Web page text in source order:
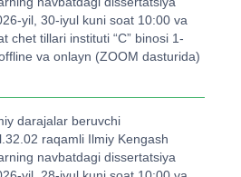
yil, 30-iyul kuni soat 10:00 va
chet tillari instituti “C” binosi 1-
va onlayn (ZOOM dasturida)
darajalar beruvchi
raqamli Ilmiy Kengash
navbatdagi dissertatsiya